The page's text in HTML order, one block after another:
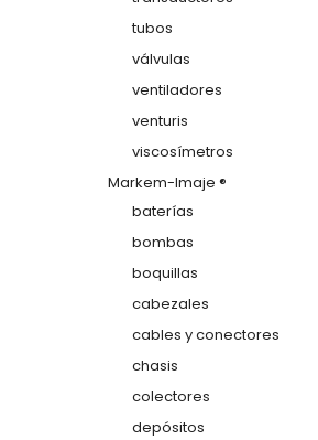
tubos
válvulas
ventiladores
venturis
viscosímetros
Markem-Imaje ®
baterías
bombas
boquillas
cabezales
cables y conectores
chasis
colectores
depósitos